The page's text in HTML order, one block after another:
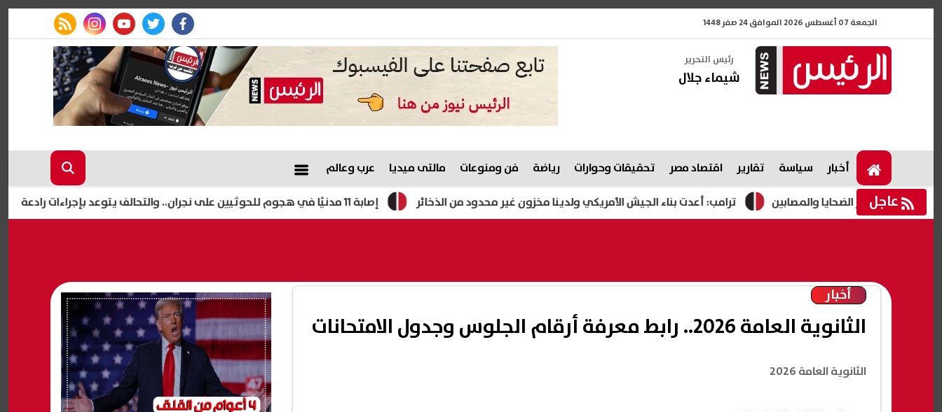
الجمعة 07 أغسطس 2026 الموافق 24 صفر 1448
facebook
twitter
youtube
instagram
rss feed
رئيس التحرير
شيماء جلال
أخبار سياسة تقارير اقتصاد مصر تحقيقات وحوارات رياضة فن ومنوعات مالتى ميديا عرب وعالم
عاجل إعلام إصابة 11 مدنيًا في هجوم للحوثيين على نجران.. والتحالف يتوعد بإجراءات رادعة ترامب: أعدت بناء الجيش الأمريكي ولدينا مخزون غير محدود من الذخائر الضحايا والمصابين
أخبار
الثانوية العامة 2026
الثانوية العامة 2026.. رابط معرفة أرقام الجلوس وجدول الامتحانات